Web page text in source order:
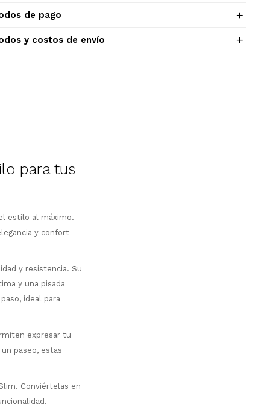
de pago
y costos de envío
para tus
estilo al máximo.
y confort
y resistencia. Su
y una pisada
ideal para
expresar tu
paseo, estas
Conviértelas en